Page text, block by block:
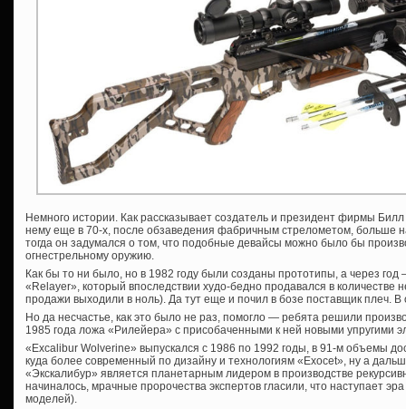
Немного истории. Как рассказывает создатель и президент фирмы
нему еще в 70-х, после обзаведения фабричным стрелометом, больше
тогда он задумался о том, что подобные девайсы можно было бы
огнестрельному оружию.
Как бы то ни было, но в 1982 году были созданы прототипы, а через
«Relayer», который впоследствии худо-бедно продавался в количестве
продажи выходили в ноль). Да тут еще и почил в бозе поставщик плеч.
Но да несчастье, как это было не раз, помогло — ребята решили
1985 года ложа «Рилейера» с присобаченными к ней новыми упругими
«Excalibur Wolverine» выпускался с 1986 по 1992 годы, в 91-м объемы
куда более современный по дизайну и технологиям «Exocet», ну а
«Экскалибур» является планетарным лидером в производстве
начиналось, мрачные пророчества экспертов гласили, что наступает
моделей).